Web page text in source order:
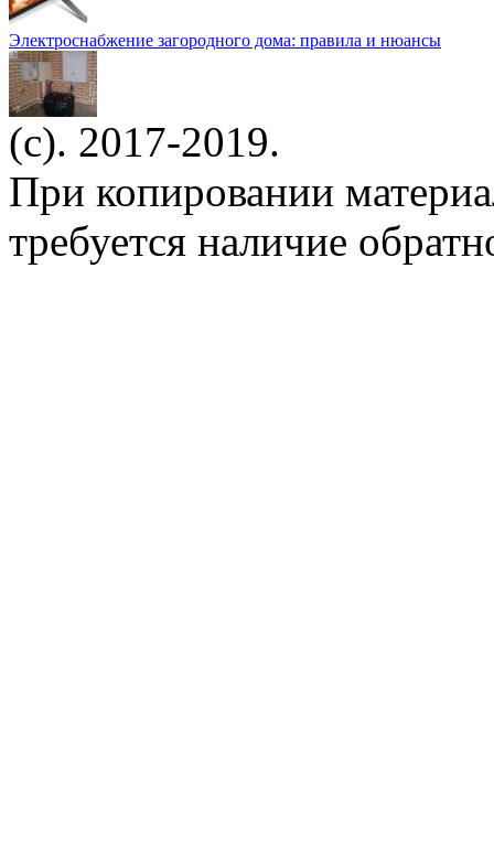
Электроснабжение загородного дома: правила и нюансы
(c). 2017-2019.
При копировании
требуется наличие